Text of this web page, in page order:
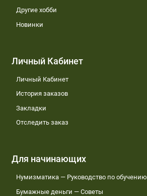
Другие хобби
Новинки
Личный Кабинет
Личный Кабинет
История заказов
Закладки
Отследить заказ
Для начинающих
Нумизматика — Руководство по обучению
Бумажные деньги — Советы